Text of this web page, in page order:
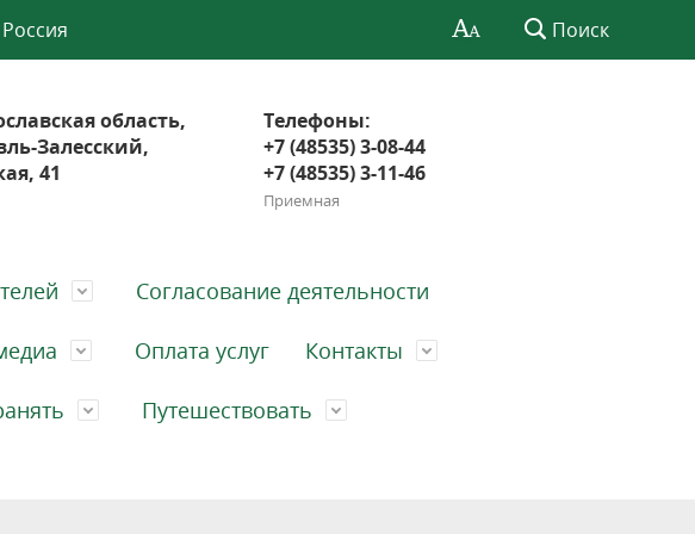
Поиск
область,
Залесский,
41
Телефоны:
+7 (48535) 3-08-44
+7 (48535) 3-11-46
Приемная
Согласование деятельности
Оплата услуг Контакты
Путешествовать